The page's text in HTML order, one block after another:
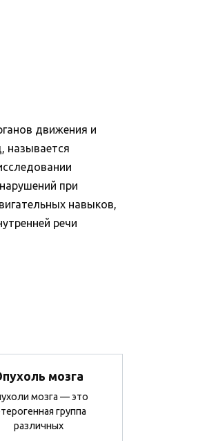
движения и
называется
при
навыков,
речи
мозга
мозга — это
группа
различных